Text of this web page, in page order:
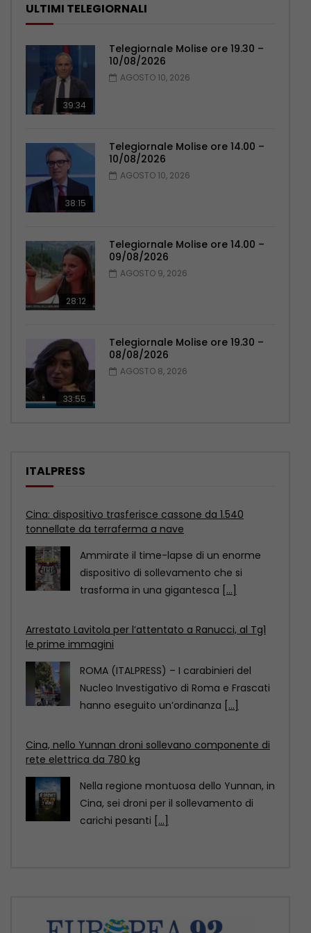
ULTIMI TELEGIORNALI
39:34
Telegiornale Molise ore 19.30 –
10/08/2026
AGOSTO 10, 2026
38:15
Telegiornale Molise ore 14.00 –
10/08/2026
AGOSTO 10, 2026
28:12
Telegiornale Molise ore 14.00 –
09/08/2026
AGOSTO 9, 2026
33:55
Telegiornale Molise ore 19.30 –
08/08/2026
AGOSTO 8, 2026
ITALPRESS
Arrestato Lavitola per l’attentato a Ranucci, al Tg1
le prime immagini
ROMA (ITALPRESS) – I carabinieri del
Nucleo Investigativo di Roma e Frascati
hanno eseguito un’ordinanza [...]
Cina, nello Yunnan droni sollevano componente di
rete elettrica da 780 kg
Nella regione montuosa dello Yunnan, in
Cina, sei droni per il sollevamento di
carichi pesanti[...]
Cina: dispositivo trasferisce cassone da 1.540
tonnellate da terraferma a nave
Ammirate il time-lapse di un enorme
dispositivo di sollevamento che si
trasforma in una gigantesca